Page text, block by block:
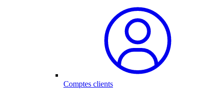
Comptes clients